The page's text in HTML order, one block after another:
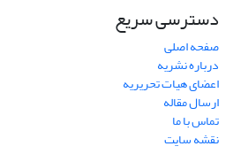
دسترسی سریع
صفحه اصلی
درباره نشریه
اعضای هیات تحریریه
ارسال مقاله
تماس با ما
نقشه سایت